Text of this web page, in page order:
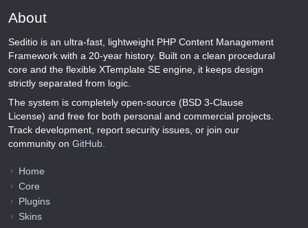
About
Seditio is an ultra-fast, lightweight PHP Content Management
Framework with a 20-year history. Built on a clean procedural
core and the flexible XTemplate SE engine, it keeps design
strictly separated from logic.
The system is completely open-source (BSD 3-Clause
License) and free for both personal and commercial projects.
Track development, report security issues, or join our
community on GitHub.
Home
Core
Plugins
Skins